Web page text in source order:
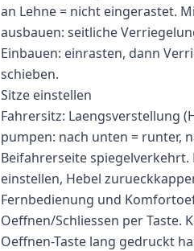
an Lehne = nicht eingerastet.
ausbauen: seitliche
Einbauen: einrasten, dann
schieben.
Sitze einstellen
Fahrersitz: Laengsverstellung
pumpen: nach unten = runter,
Beifahrerseite
einstellen, Hebel
Fernbedienung und
Oeffnen/Schliessen per
Oeffnen-Taste lang gedruckt